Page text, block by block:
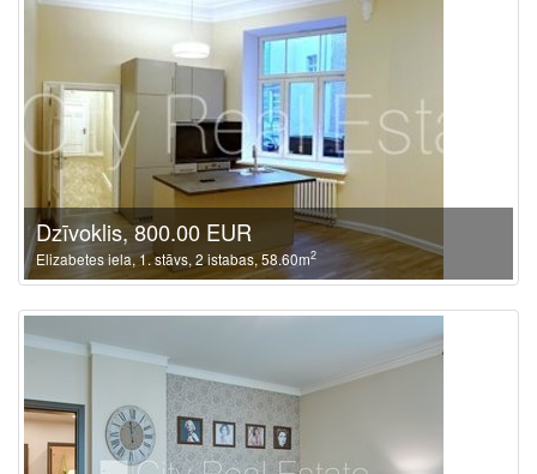
Dzīvoklis, 800.00 EUR
Elizabetes iela, 1. stāvs, 2 istabas, 58.60m2